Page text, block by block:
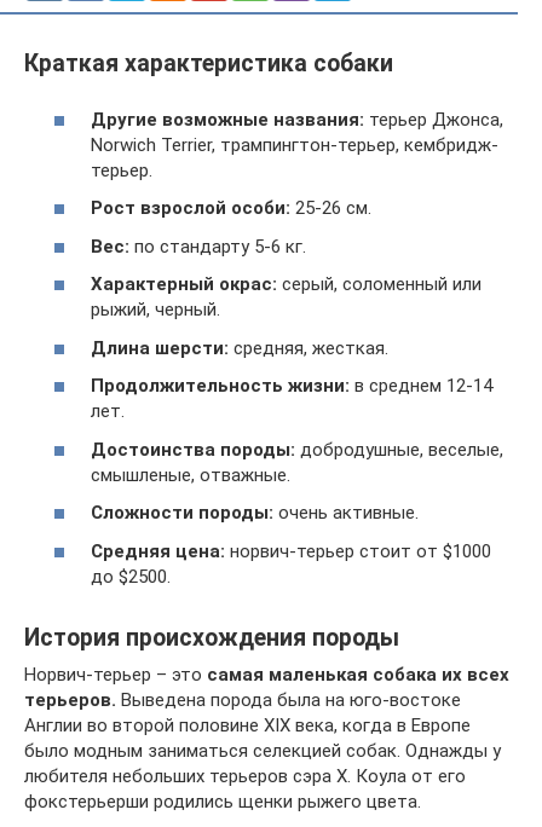
Краткая характеристика собаки
Другие возможные названия: терьер Джонса,
Norwich Terrier, трампингтон-терьер, кембридж-
терьер.
Рост взрослой особи: 25-26 см.
Вес: по стандарту 5-6 кг.
Характерный окрас: серый, соломенный или
рыжий, черный.
Длина шерсти: средняя, жесткая.
Продолжительность жизни: в среднем 12-14
лет.
Достоинства породы: добродушные, веселые,
смышленые, отважные.
Сложности породы: очень активные.
Средняя цена: норвич-терьер стоит от $1000
до $2500.
История происхождения породы
Норвич-терьер – это самая маленькая собака их всех
терьеров. Выведена порода была на юго-востоке
Англии во второй половине XIX века, когда в Европе
было модным заниматься селекцией собак. Однажды у
любителя небольших терьеров сэра Х. Коула от его
фокстерьерши родились щенки рыжего цвета.